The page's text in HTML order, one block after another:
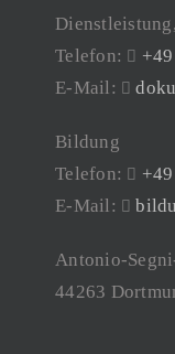
Telefon:
E-Mail:
Bildung
Telefon:
E-Mail:
Antonio-
44263